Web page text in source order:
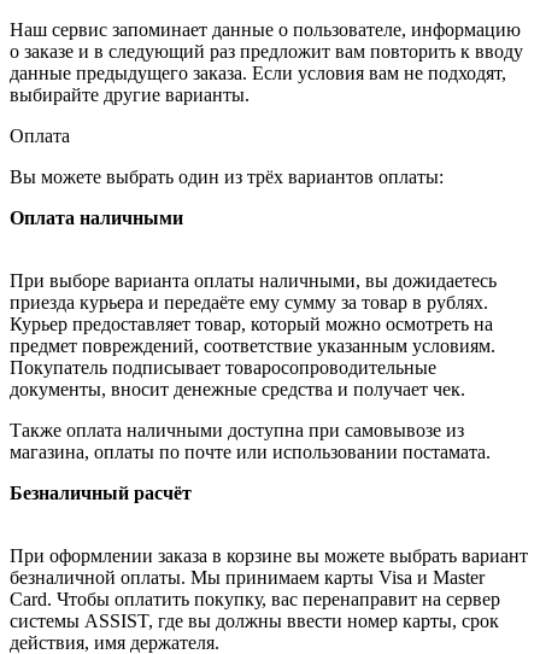
Наш сервис запоминает данные о пользователе, информацию
о заказе и в следующий раз предложит вам повторить к вводу
данные предыдущего заказа. Если условия вам не подходят,
выбирайте другие варианты.
Оплата
Вы можете выбрать один из трёх вариантов оплаты:
Оплата наличными
При выборе варианта оплаты наличными, вы дожидаетесь
приезда курьера и передаёте ему сумму за товар в рублях.
Курьер предоставляет товар, который можно осмотреть на
предмет повреждений, соответствие указанным условиям.
Покупатель подписывает товаросопроводительные
документы, вносит денежные средства и получает чек.
Также оплата наличными доступна при самовывозе из
магазина, оплаты по почте или использовании постамата.
Безналичный расчёт
При оформлении заказа в корзине вы можете выбрать вариант
безналичной оплаты. Мы принимаем карты Visa и Master
Card. Чтобы оплатить покупку, вас перенаправит на сервер
системы ASSIST, где вы должны ввести номер карты, срок
действия, имя держателя.